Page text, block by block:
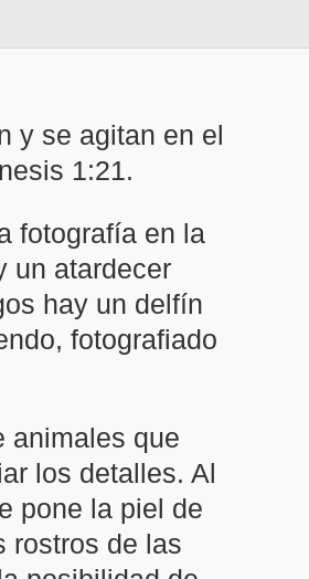
y se agitan en el
1:21.
fotografía en la
un atardecer
hay un delfín
fotografiado
animales que
los detalles. Al
pone la piel de
rostros de las